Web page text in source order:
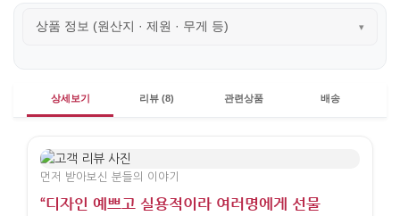
상품 정보 (원산지 · 제원 · 무게 등) ▾
상세보기 리뷰 (8) 관련상품 배송
먼저 받아보신 분들의 이야기
“디자인 예쁘고 실용적이라 여러명에게 선물